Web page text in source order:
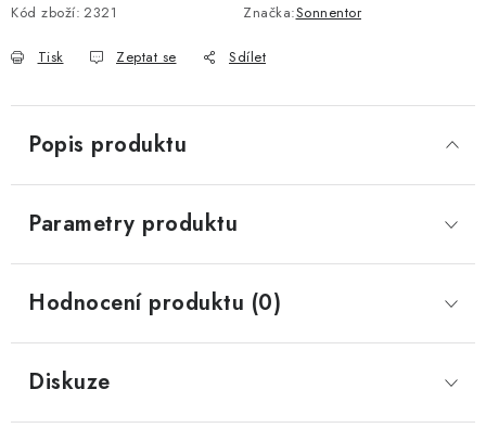
Kód zboží: 2321 Značka:Sonnentor
Tisk Zeptat se Sdílet
Popis produktu
Parametry produktu
Hodnocení produktu (0)
Diskuze